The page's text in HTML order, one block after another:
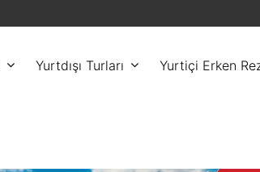
Yurtdışı Turları Yurtiçi Erken